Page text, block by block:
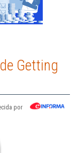
Getting
por